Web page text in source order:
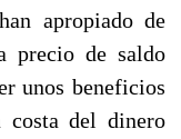
apropiado de
precio de saldo
unos beneficios
costa del dinero